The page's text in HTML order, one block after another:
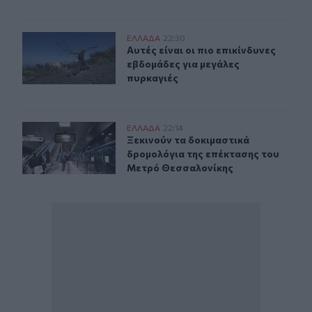
Αυτές είναι οι πιο επικίνδυνες εβδομάδες για μεγάλες
ΕΛΛAΔΑ 22:30
Αυτές είναι οι πιο επικίνδυνες
Αυτές είναι οι πιο επικίνδυνες
εβδομάδες για μεγάλες
πυρκαγιές
Ξεκινούν τα δοκιμαστικά δρομολόγια της επέκτασης
ΕΛΛAΔΑ 22:14
Ξεκινούν τα δοκιμαστικά
Ξεκινούν τα δοκιμαστικά
δρομολόγια της επέκτασης του
Μετρό Θεσσαλονίκης